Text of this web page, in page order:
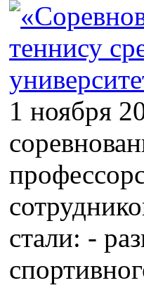
1 ноября
стали: -